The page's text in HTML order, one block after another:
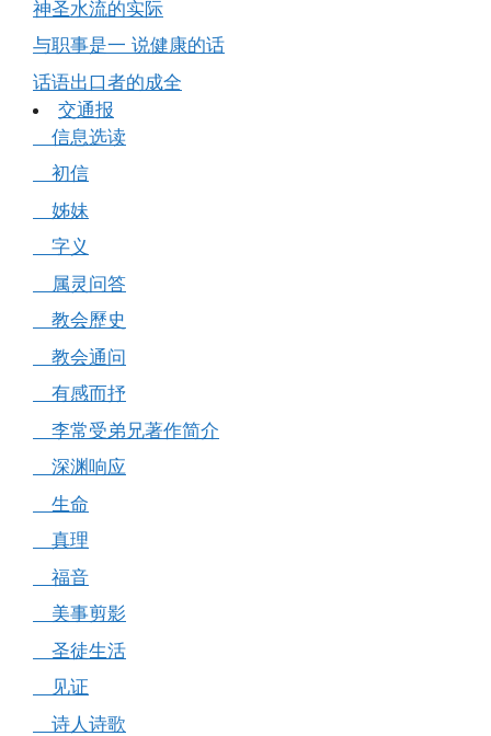
神圣水流的实际
与职事是一 说健康的话
话语出口者的成全
交通报
信息选读
初信
姊妹
字义
属灵问答
教会歷史
教会通问
有感而抒
李常受弟兄著作简介
深渊响应
生命
真理
福音
美事剪影
圣徒生活
见证
诗人诗歌